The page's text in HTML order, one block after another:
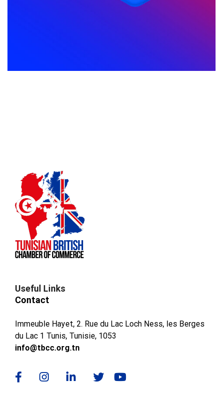
Useful Links
Contact
Immeuble Hayet, 2. Rue du Lac Loch Ness, les Berges
du Lac 1 Tunis, Tunisie, 1053
info@tbcc.org.tn